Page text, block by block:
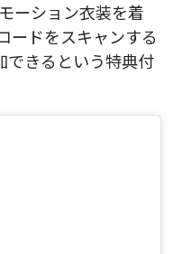
ーション衣装を着
ードをスキャンする
できるという特典付